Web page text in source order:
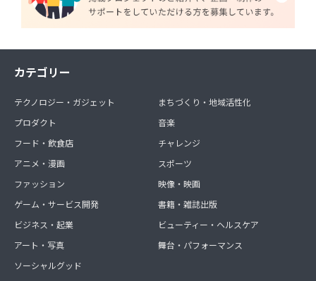
カテゴリー
テクノロジー・ガジェット
プロダクト
フード・飲食店
アニメ・漫画
ファッション
ゲーム・サービス開発
ビジネス・起業
アート・写真
ソーシャルグッド
まちづくり・地域活性化
音楽
チャレンジ
スポーツ
映像・映画
書籍・雑誌出版
ビューティー・ヘルスケア
舞台・パフォーマンス